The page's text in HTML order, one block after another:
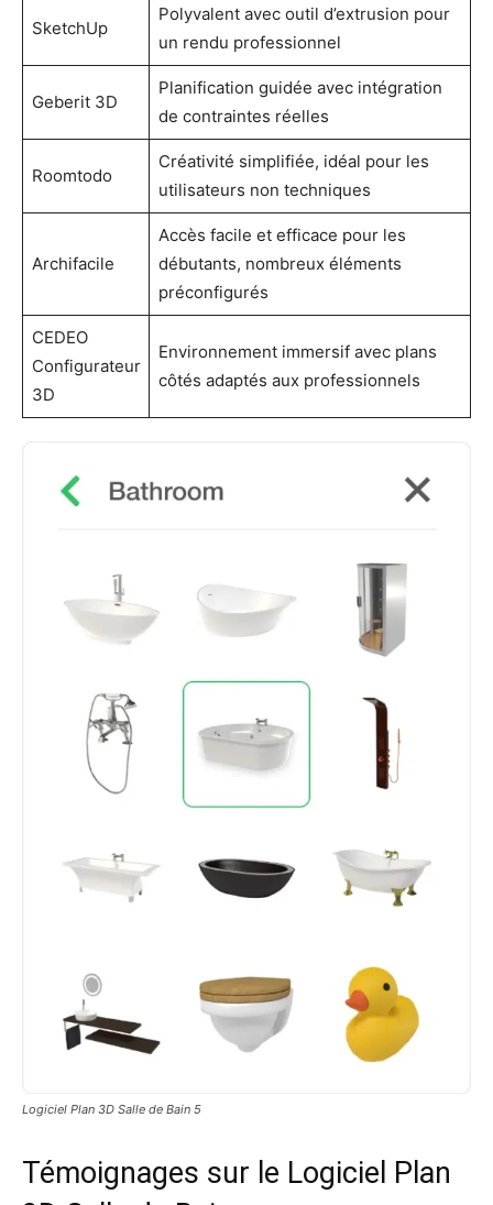
SketchUp
Polyvalent avec outil d’extrusion pour
un rendu professionnel
Geberit 3D
Planification guidée avec intégration
de contraintes réelles
Roomtodo
Créativité simplifiée, idéal pour les
utilisateurs non techniques
Archifacile
Accès facile et efficace pour les
débutants, nombreux éléments
préconfigurés
CEDEO
Configurateur
3D
Environnement immersif avec plans
côtés adaptés aux professionnels
Logiciel Plan 3D Salle de Bain 5
Témoignages sur le Logiciel Plan